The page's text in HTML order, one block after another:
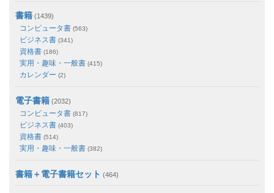
書籍 (1439)
コンピュータ書 (563)
ビジネス書 (341)
資格書 (186)
実用・趣味・一般書 (415)
カレンダー (2)
電子書籍 (2032)
コンピュータ書 (817)
ビジネス書 (403)
資格書 (514)
実用・趣味・一般書 (382)
書籍＋電子書籍セット (464)